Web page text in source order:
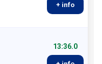
+ info
13:36.0